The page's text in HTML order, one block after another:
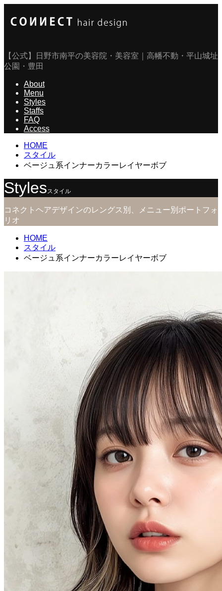
【公式】日野市南平の美容院・美容室｜高幡不動・平山城址
公園・豊田
About
Menu
Styles
Staffs
FAQ
Access
HOME
スタイル
ベージュ系インナーカラーレイヤーボブ
Stylesスタイル
コネクトヘアデザインのレングス別、メニュー別ポートフォ
リオ
HOME
スタイル
ベージュ系インナーカラーレイヤーボブ